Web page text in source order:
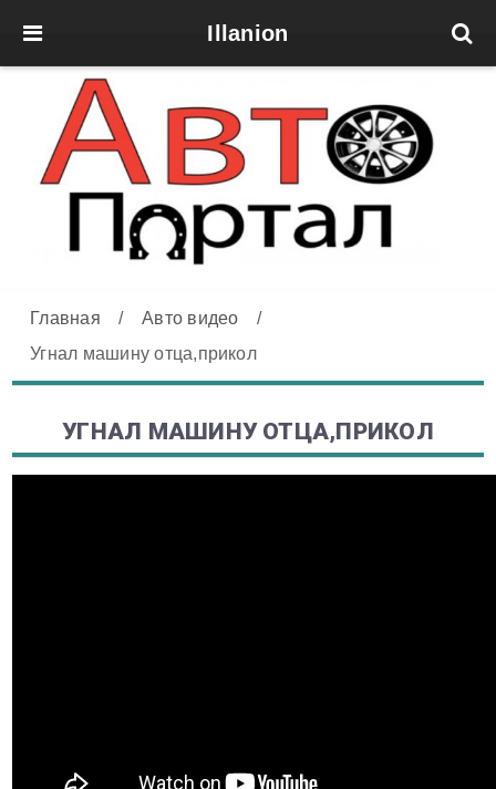
Illanion
Главная / Авто видео
/
Угнал машину отца,прикол
УГНАЛ МАШИНУ ОТЦА,ПРИКОЛ